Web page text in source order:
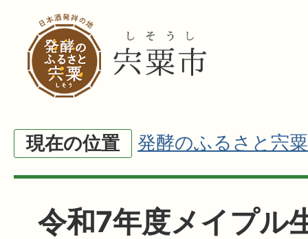
現在の位置 発酵のふるさと宍粟
令和7年度メイプル